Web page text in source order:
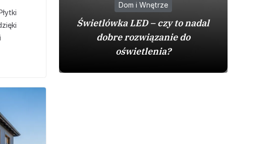
Dom i Wnętrze
Świetlówka LED – czy to nadal
dobre rozwiązanie do
oświetlenia?